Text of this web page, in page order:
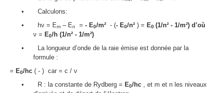
•
Calculons:
•
hν = Em – En = - E0/m² - (- E0/n² ) = E0 (1/n² - 1/m²) d’où
ν = E0/h (1/n² - 1/m²)
•
La longueur d’onde de la raie émise est donnée par la
formule :
= E0/hc ( - ) car = c / ν
•
R : la constante de Rydberg = E0/hc , et m et n les niveaux